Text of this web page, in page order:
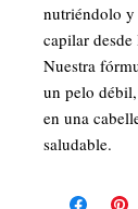
nutriéndolo y
capilar
Nuestra
un pelo
en una